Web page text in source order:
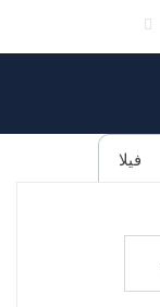
فيلا